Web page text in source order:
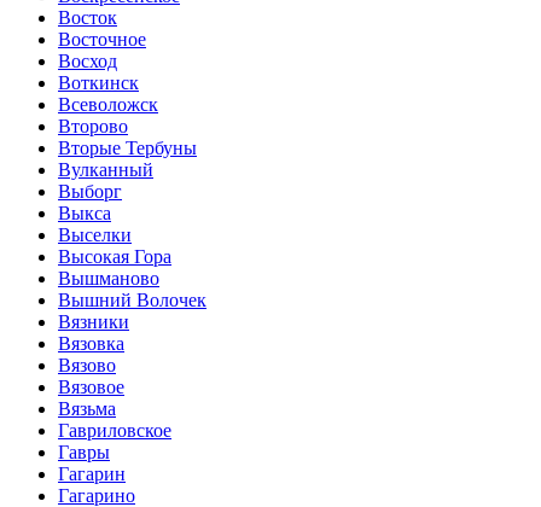
Восток
Восточное
Восход
Воткинск
Всеволожск
Второво
Вторые Тербуны
Вулканный
Выборг
Выкса
Выселки
Высокая Гора
Вышманово
Вышний Волочек
Вязники
Вязовка
Вязово
Вязовое
Вязьма
Гавриловское
Гавры
Гагарин
Гагарино